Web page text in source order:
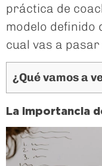
práctica de
modelo definido
cual vas a
¿Qué vamos a
La importancia